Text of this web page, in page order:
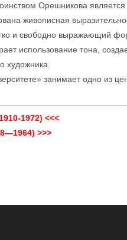
Орешникова
живописная
и свободно выражающий
использование тона,
художника.
занимает одно из
1972) <<<
>>>